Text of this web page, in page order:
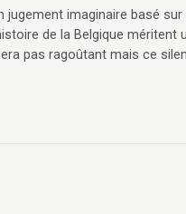
jugement imaginaire basé
de la Belgique méritent
pas ragoûtant mais ce